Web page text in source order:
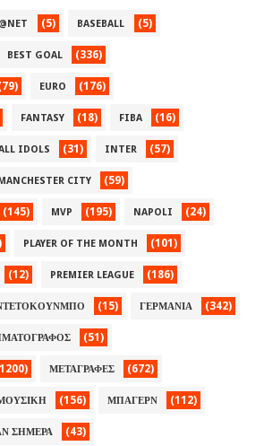
(5) BASEBALL (5)
BEST GOAL (336)
EURO (176)
FANTASY (18) FIBA (16)
IDOLS (31) INTER (57)
CITY (59)
(145) MVP (195) NAPOLI (24)
PLAYER OF THE MONTH (101)
(12) PREMIER LEAGUE (186)
(15) ΓΕΡΜΑΝΙΑ (342)
(51)
ΜΕΤΑΓΡΑΦΕΣ (672)
(156) ΜΠΑΓΕΡΝ (112)
ΣΗΜΕΡΑ (43)